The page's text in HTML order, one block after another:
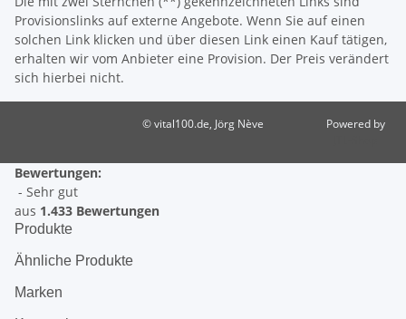
Provisionslinks auf externe Angebote. Wenn Sie auf einen
solchen Link klicken und über diesen Link einen Kauf tätigen,
erhalten wir vom Anbieter eine Provision. Der Preis verändert
sich hierbei nicht.
© vital100.de, Jörg Nève
Powered by
Bewertungen:
- Sehr gut
aus 1.433 Bewertungen
Produkte
Ähnliche Produkte
Marken